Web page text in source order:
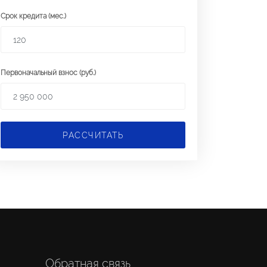
Срок кредита (мес.)
Первоначальный взнос (руб.)
РАССЧИТАТЬ
Обратная связь